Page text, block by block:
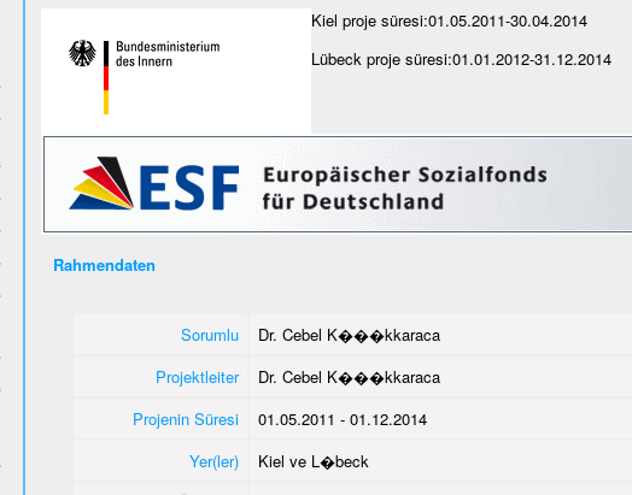
Kiel proje süresi:01.05.2011-30.04.2014
Lübeck proje süresi:01.01.2012-31.12.2014
Rahmendaten
Sorumlu
Dr. Cebel K���kkaraca
Projektleiter
Dr. Cebel K���kkaraca
Projenin Süresi
01.05.2011 - 01.12.2014
Yer(ler)
Kiel ve L�beck